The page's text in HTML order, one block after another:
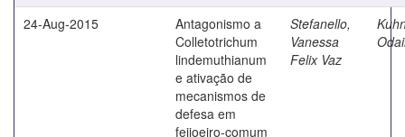
24-Aug-2015
Antagonismo a
Colletotrichum
lindemuthianum
e ativação de
mecanismos de
defesa em
feijoeiro-comum
Stefanello,
Vanessa
Felix Vaz